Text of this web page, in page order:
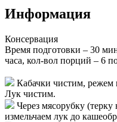
Информация
Консервация
Время подготовки – 30
часа, кол-вол порций – 6
Кабачки чистим, режем
Лук чистим.
Через мясорубку
измельчаем лук до